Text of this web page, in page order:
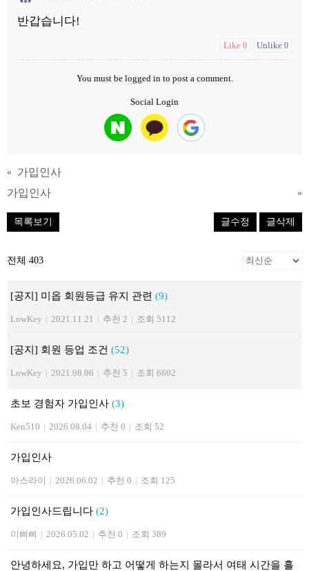
반갑습니다!
Like 0 Unlike 0
You must be logged in to post a comment.
Social Login
« 가입인사
가입인사
»
목록보기 글수정 글삭제
전체 403
[공지] 미옵 회원등급 유지 관련 (9)
LowKey | 2021.11.21 | 추천 2 | 조회 5112
[공지] 회원 등업 조건 (52)
LowKey | 2021.08.06 | 추천 5 | 조회 6602
초보 경험자 가입인사 (3)
Ken510 | 2026.08.04 | 추천 0 | 조회 52
가입인사
아스라이 | 2026.06.02 | 추천 0 | 조회 125
가입인사드립니다 (2)
미삐삐 | 2026.05.02 | 추천 0 | 조회 389
안녕하세요, 가입만 하고 어떻게 하는지 몰라서 여태 시간을 흘